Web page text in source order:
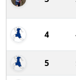
4
5